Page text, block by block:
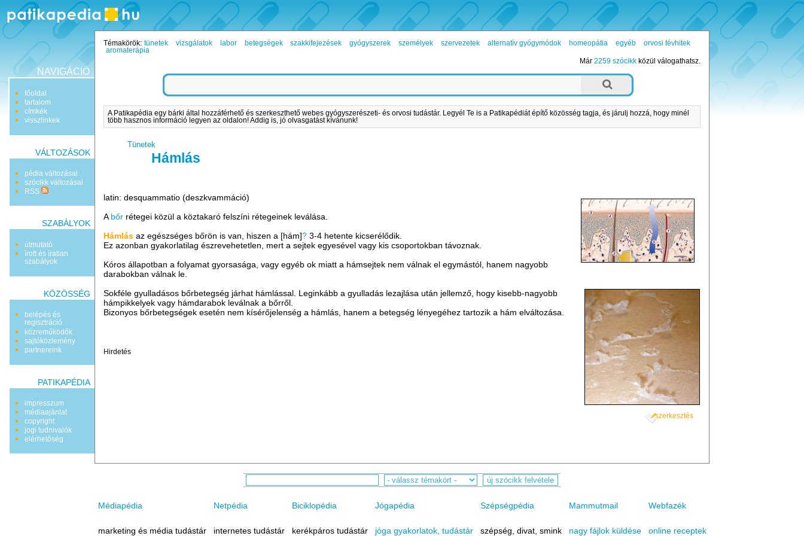
NAVIGÁCIÓ
főoldal
tartalom
címkék
visszlinkek
VÁLTOZÁSOK
pédia változásai
szócikk változásai
RSS
SZABÁLYOK
útmutató
írott és íratlan
szabályok
KÖZÖSSÉG
belépés és
regisztráció
közreműködők
sajtóközlemény
partnereink
PATIKAPÉDIA
impresszum
médiaajánlat
copyright
jogi tudnivalók
elérhetőség
Témakörök: tünetek vizsgálatok labor betegségek szakkifejezések gyógyszerek személyek szervezetek alternatív gyógymódok homeopátia egyéb
orvosi tévhitek
aromaterápia
Már 2259 szócikkközül válogathatsz.
A Patikapédia egy bárki által hozzáférhető és szerkeszthető webes gyógyszerészeti- és orvosi tudástár. Legyél Te is a Patikapédiát építő közösség tagja, és járulj hozzá, hogy minél
több hasznos információ legyen az oldalon! Addig is, jó olvasgatást kívánunk!
Tünetek
Hámlás
latin: desquammatio (deszkvammáció)
A bőr rétegei közül a köztakaró felszíni rétegeinek leválása.
Hámlásaz egészséges bőrön is van, hiszen a [hám]? 3-4 hetente kicserélődik.
Ez azonban gyakorlatilag észrevehetetlen, mert a sejtek egyesével vagy kis csoportokban távoznak.
Kóros állapotban a folyamat gyorsasága, vagy egyéb ok miatt a hámsejtek nem válnak el egymástól, hanem nagyobb
darabokban válnak le.
Sokféle gyulladásos bőrbetegség járhat hámlással. Leginkább a gyulladás lezajlása után jellemző, hogy kisebb-nagyobb
hámpikkelyek vagy hámdarabok leválnak a bőrről.
Bizonyos bőrbetegségek esetén nem kísérőjelenség a hámlás, hanem a betegség lényegéhez tartozik a hám elváltozása.
szerkesztés
Hirdetés
Médiapédia Netpédia Biciklopédia Jógapédia Szépségpédia Mammutmail Webfazék
marketing és média tudástár internetes tudástár kerékpáros tudástár jóga gyakorlatok, tudástár szépség, divat, smink nagy fájlok küldése online receptek